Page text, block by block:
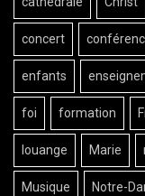
concert
enfants
foi formation
louange Marie
Musique Notre-